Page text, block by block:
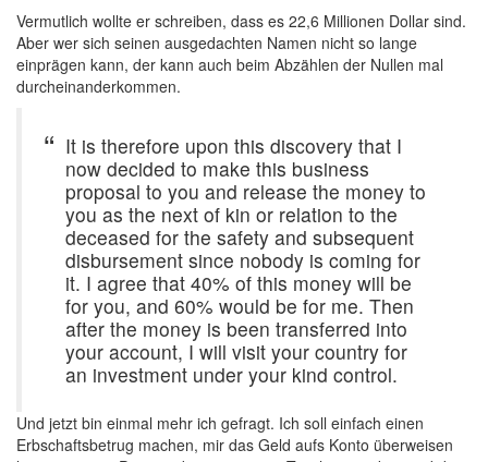
Vermutlich wollte er schreiben, dass es 22,6 Millionen Dollar sind.
Aber wer sich seinen ausgedachten Namen nicht so lange
einprägen kann, der kann auch beim Abzählen der Nullen mal
durcheinanderkommen.
It is therefore upon this discovery that I
now decided to make this business
proposal to you and release the money to
you as the next of kin or relation to the
deceased for the safety and subsequent
disbursement since nobody is coming for
it. I agree that 40% of this money will be
for you, and 60% would be for me. Then
after the money is been transferred into
your account, I will visit your country for
an investment under your kind control.
Und jetzt bin einmal mehr ich gefragt. Ich soll einfach einen
Erbschaftsbetrug machen, mir das Geld aufs Konto überweisen